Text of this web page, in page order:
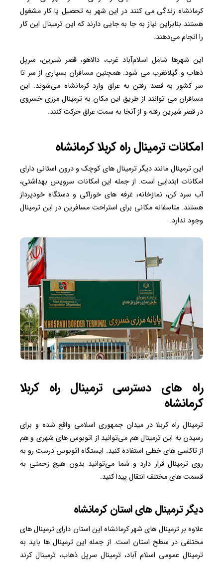
کرمانشاه زندگی می کنند در این شهر به تحصیل یا کار مشغول
هستند بنابراین نیاز به جا به جایی دارند که این ترمینال این کار
را انجام می‌دهند.
این شهرها شامل اسلام‌آباد غرب، دالاهو، قصر شیرین، سرپل
ذهاب و گیلانغرب می شود. همچنین مسافران بسیاری از سر تا
سر کشور به قصد رفتن به عراق وارد کرمانشاه می‌شوند. این
مسافران می توانند از طریق این مکان به ترمینال مرزی خسروی
در قصر شیرین رفته و از آنجا به سمت عراق حرکت کنند.
امکانات ترمینال راه کربلا کرمانشاه
این ترمینال مانند دیگر ترمینال های کوچک و درون استانی دارای
امکانات ابتدایی است. از جمله این امکانات سرویس بهداشتی،
آب سرد کن، نمازخانه، غرفه های خوراکی و دستگاه خودپرداز
هستند. متاسفانه مکانی برای استراحت مسافرین در این ترمینال
وجود ندارد.
راه های دسترسی ترمینال راه کربلا
کرمانشاه
ترمینال راه کربلا در میدان جمهوری اسلامی واقع شده و برای
رسیدن به این ترمینال هم می‌توانید از اتوبوس های شهری و هم
از تاکسی های خطی استفاده کنید. ایستگاه اتوبوس درست رو به
روی ترمینال قرار دارد و شما می‌توانید بدون هیچ زحمتی به
قسمت های مختلف انتقال پیدا کنید.
دیگر ترمینال های استان کرمانشاه
علاوه بر ترمینال های شهر کرمانشاه این استان دارای ترمینال های
مختلفی در سطح استان است. از جمله این ترمینال ها باید به
ترمینال عمومی اسلام آباد، ترمینال سرپل ذهاب، ترمینال کرند